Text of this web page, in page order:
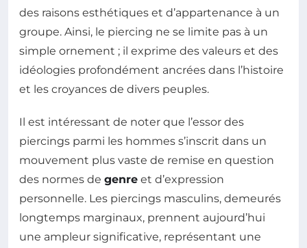
des raisons esthétiques et d’appartenance à un
groupe. Ainsi, le piercing ne se limite pas à un
simple ornement ; il exprime des valeurs et des
idéologies profondément ancrées dans l’histoire
et les croyances de divers peuples.
Il est intéressant de noter que l’essor des
piercings parmi les hommes s’inscrit dans un
mouvement plus vaste de remise en question
des normes de genre et d’expression
personnelle. Les piercings masculins, demeurés
longtemps marginaux, prennent aujourd’hui
une ampleur significative, représentant une